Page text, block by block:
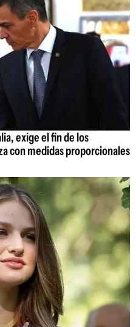
exige el fin de los
con medidas proporcionales